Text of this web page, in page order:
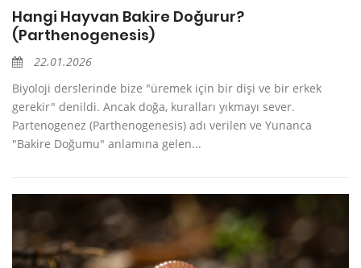
Hangi Hayvan Bakire Doğurur?
(Parthenogenesis)
22.01.2026
Biyoloji derslerinde bize "üremek için bir dişi ve bir erkek
gerekir" denildi. Ancak doğa, kuralları yıkmayı sever.
Partenogenez (Parthenogenesis) adı verilen ve Yunanca
"Bakire Doğumu" anlamına gelen...